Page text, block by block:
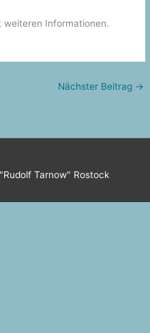
weiteren Informationen.
Nächster Beitrag →
Tarnow" Rostock